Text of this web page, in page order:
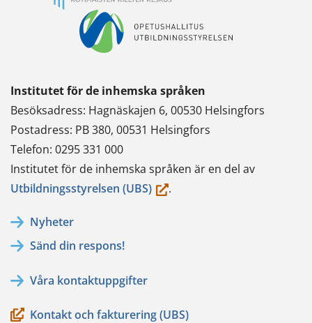
Institutet för de inhemska språken
Besöksadress: Hagnäskajen 6, 00530 Helsingfors
Postadress: PB 380, 00531 Helsingfors
Telefon: 0295 331 000
Institutet för de inhemska språken är en del av
Utbildningsstyrelsen (UBS)(du.
Nyheter
Sänd din respons!
Våra kontaktuppgifter
Kontakt och fakturering (UBS)